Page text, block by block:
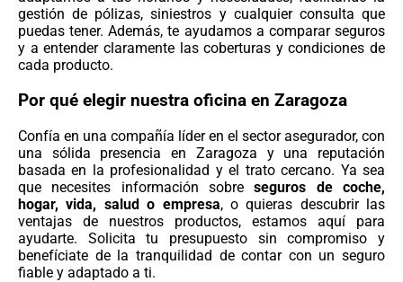
gestión de pólizas, siniestros y cualquier consulta que
puedas tener. Además, te ayudamos a comparar seguros
y a entender claramente las coberturas y condiciones de
cada producto.
Por qué elegir nuestra oficina en Zaragoza
Confía en una compañía líder en el sector asegurador, con
una sólida presencia en Zaragoza y una reputación
basada en la profesionalidad y el trato cercano. Ya sea
que necesites información sobreseguros de coche,
hogar, vida, salud o empresa, o quieras descubrir las
ventajas de nuestros productos, estamos aquí para
ayudarte. Solicita tu presupuesto sin compromiso y
benefíciate de la tranquilidad de contar con un seguro
fiable y adaptado a ti.